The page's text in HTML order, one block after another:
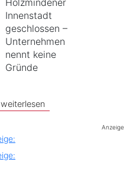
Holzmindener
Innenstadt
geschlossen –
Unternehmen
nennt keine
Gründe
weiterlesen
Anzeige